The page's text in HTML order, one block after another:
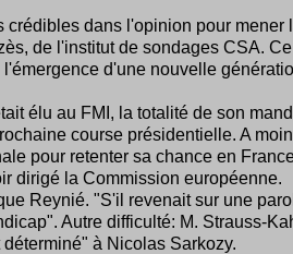
dans l'opinion pour mener
de l'institut de sondages CSA. Ce
d'une nouvelle
élu au FMI, la totalité de son
course présidentielle. A
pour retenter sa chance en
dirigé la Commission européenne.
Reynié. "S'il revenait sur une
Autre difficulté: M. Strauss-
à Nicolas Sarkozy.